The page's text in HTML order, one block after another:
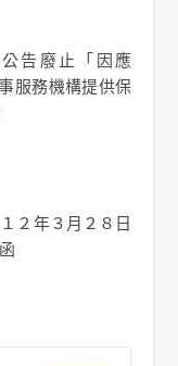
服務機構提供保
２年３月２８日